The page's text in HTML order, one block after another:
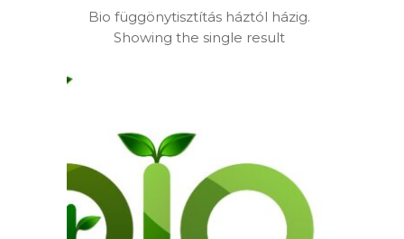
Bio függönytisztítás háztól házig.
Showing the single result